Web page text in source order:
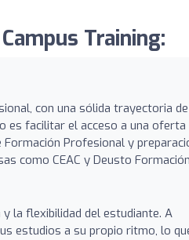
Training:
con una sólida trayectoria de
es facilitar el acceso a una oferta
Profesional y
como CEAC y Deusto
la flexibilidad del estudiante. A
estudios a su propio ritmo, lo